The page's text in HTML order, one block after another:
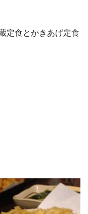
定食とかきあげ定食